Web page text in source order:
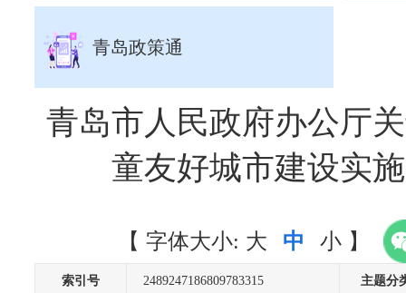
青岛政策通
青岛市人民政府办公厅
童友好城市建设实
【 字体大小: 大 中 小 】
索引号 2489247186809783315 主题分